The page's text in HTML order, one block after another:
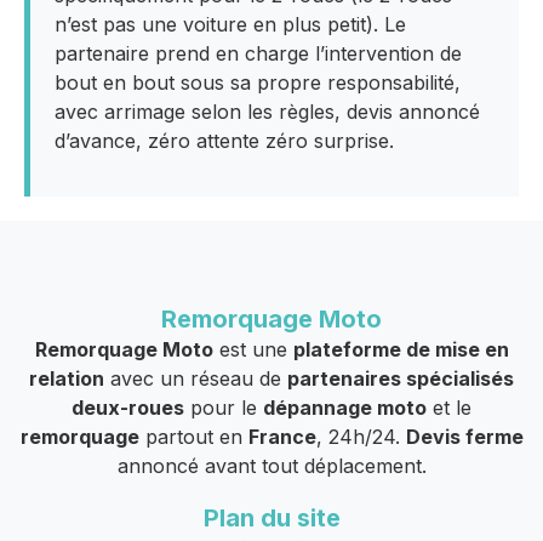
n’est pas une voiture en plus petit). Le
partenaire prend en charge l’intervention de
bout en bout sous sa propre responsabilité,
avec arrimage selon les règles, devis annoncé
d’avance, zéro attente zéro surprise.
Remorquage Moto
Remorquage Motoest une plateforme de mise en
relation avec un réseau de partenaires spécialisés
deux-roues pour le dépannage moto et le
remorquagepartout en France, 24h/24. Devis ferme
annoncé avant tout déplacement.
Plan du site